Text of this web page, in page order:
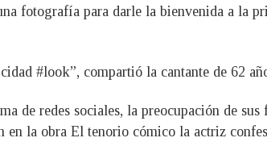
fotografía para darle la bienvenida a la
#look”, compartió la cantante de 62
de redes sociales, la preocupación de sus
en la obra El tenorio cómico la actriz